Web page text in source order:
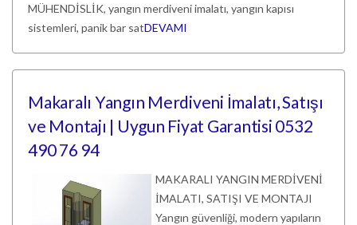
MÜHENDİSLİK, yangın merdiveni imalatı, yangın kapısı
sistemleri, panik bar satDEVAMI
Makaralı Yangın Merdiveni İmalatı, Satışı
ve Montajı | Uygun Fiyat Garantisi 0532
490 76 94
MAKARALI YANGIN MERDİVENİ
İMALATI, SATIŞI VE MONTAJI
Yangın güvenliği, modern yapıların